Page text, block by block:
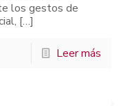
los gestos de
[…]
Leer más